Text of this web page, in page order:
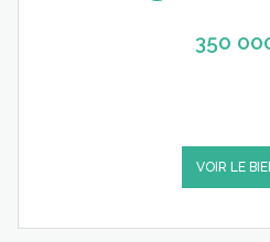
350
VOIR LE